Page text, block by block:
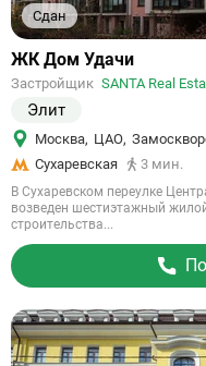
Сдан
Ссылка
объект
ЖК Дом Удачи
Застройщик SANTA Real
Элит
Москва, ЦАО,
Сухаревская
3 мин.
В Сухаревском переулке
возведен шестиэтажный
строительства...